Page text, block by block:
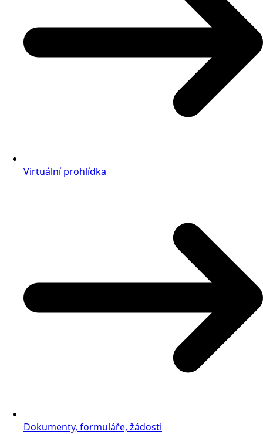
Virtuální prohlídka
Dokumenty, formuláře, žádosti